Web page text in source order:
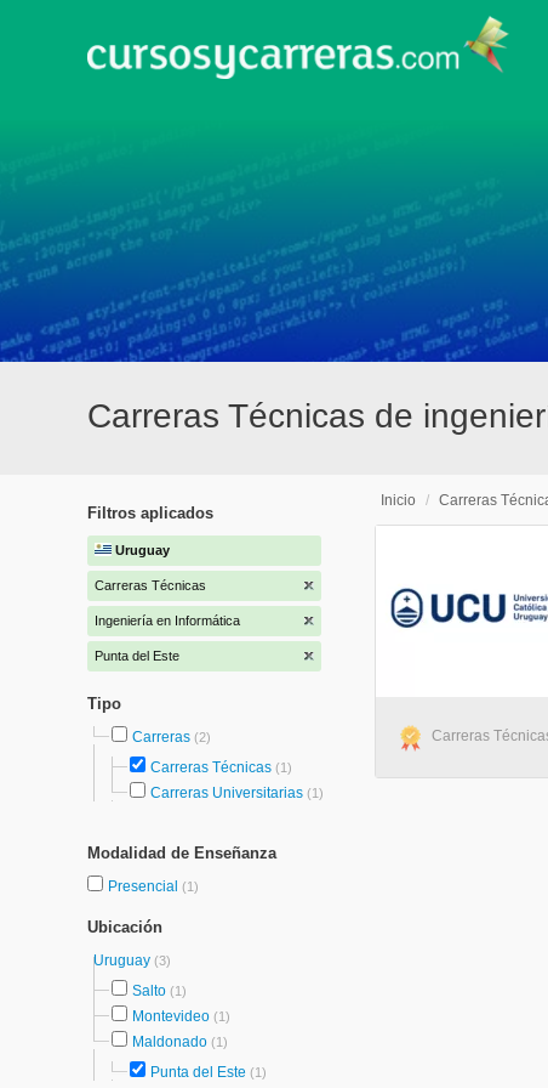
Carreras Técnicas de
Filtros aplicados
Uruguay
Carreras Técnicas
Ingeniería en Informática
Punta del Este
Tipo
Carreras (2)
Carreras Técnicas (1)
Carreras Universitarias (1)
Modalidad de Enseñanza
Presencial (1)
Ubicación
Uruguay (3)
Salto (1)
Montevideo (1)
Maldonado (1)
Punta del Este (1)
Inicio / Carreras
Carreras